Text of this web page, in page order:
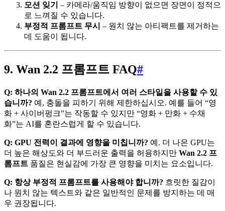
모션 잊기 – 카메라/움직임 방향이 없으면 장면이 정적으
로 느껴질 수 있습니다.
부정적 프롬프트 무시 – 원치 않는 아티팩트를 제거하는
데 도움이 됩니다.
9. Wan 2.2 프롬프트 FAQ#
Q: 하나의 Wan 2.2 프롬프트에서 여러 스타일을 사용할 수 있
습니까? 예, 충돌을 피하기 위해 제한하십시오. 예를 들어 “영
화 + 사이버펑크”는 작동할 수 있지만 “영화 + 만화 + 수채
화”는 AI를 혼란스럽게 할 수 있습니다.
Q: GPU 전력이 결과에 영향을 미칩니까? 예. 더 나은 GPU는
더 높은 해상도와 더 부드러운 출력을 허용하지만 Wan 2.2 프
롬프트 품질은 현실감에 가장 큰 영향을 미치는 요소입니다.
Q: 항상 부정적 프롬프트를 사용해야 합니까? 흐릿한 질감이
나 원치 않는 텍스트와 같은 일반적인 문제를 방지하는 데 매
우 권장됩니다.